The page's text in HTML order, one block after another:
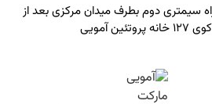
چهارراه سیمتری دوم بطرف میدان مرکزی بعد از
آمویی